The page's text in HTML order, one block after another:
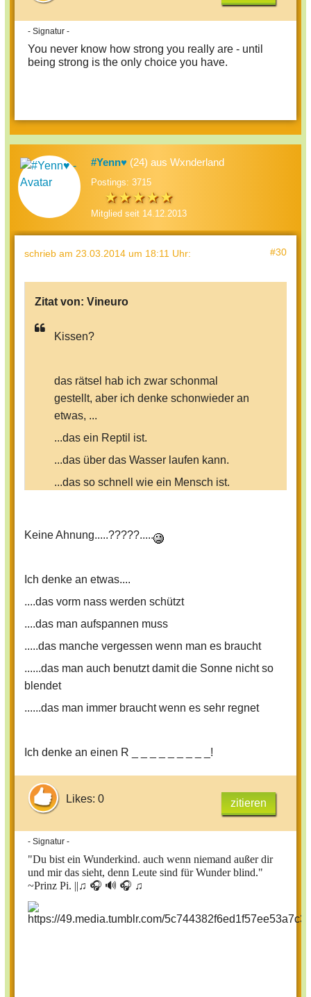
- Signatur -
You never know how strong you really are - until
being strong is the only choice you have.
#Yenn♥ (24) aus Wxnderland
Postings: 3715
Mitglied seit 14.12.2013
schrieb am 23.03.2014 um 18:11 Uhr: #30
Zitat von: Vineuro
Kissen?
das rätsel hab ich zwar schonmal
gestellt, aber ich denke schonwieder an
etwas, ...
...das ein Reptil ist.
...das über das Wasser laufen kann.
...das so schnell wie ein Mensch ist.
anderes ist.
Keine Ahnung.....?????.....
Ich denke an etwas....
....das vorm nass werden schützt
....das man aufspannen muss
.....das manche vergessen wenn man es braucht
......das man auch benutzt damit die Sonne nicht so
blendet
......das man immer braucht wenn es sehr regnet
Ich denke an einen R _ _ _ _ _ _ _ _ _!
Likes: 0 zitieren
- Signatur -
"Du bist ein Wunderkind. auch wenn niemand außer dir
und mir das sieht, denn Leute sind für Wunder blind."
~Prinz Pi. ||♫ 🎧 🔊 🎧 ♫